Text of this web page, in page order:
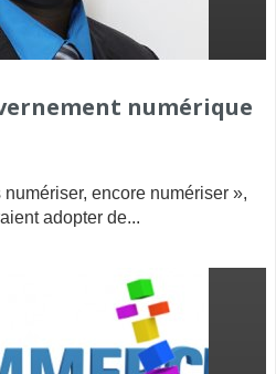
numérique
encore numériser »,
adopter de...